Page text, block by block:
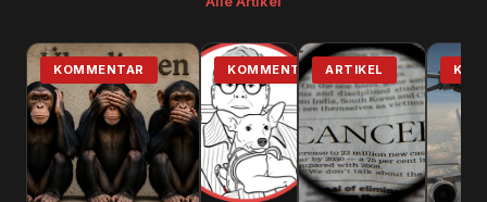
KOMMENTAR KOMMENTAR ARTIKEL